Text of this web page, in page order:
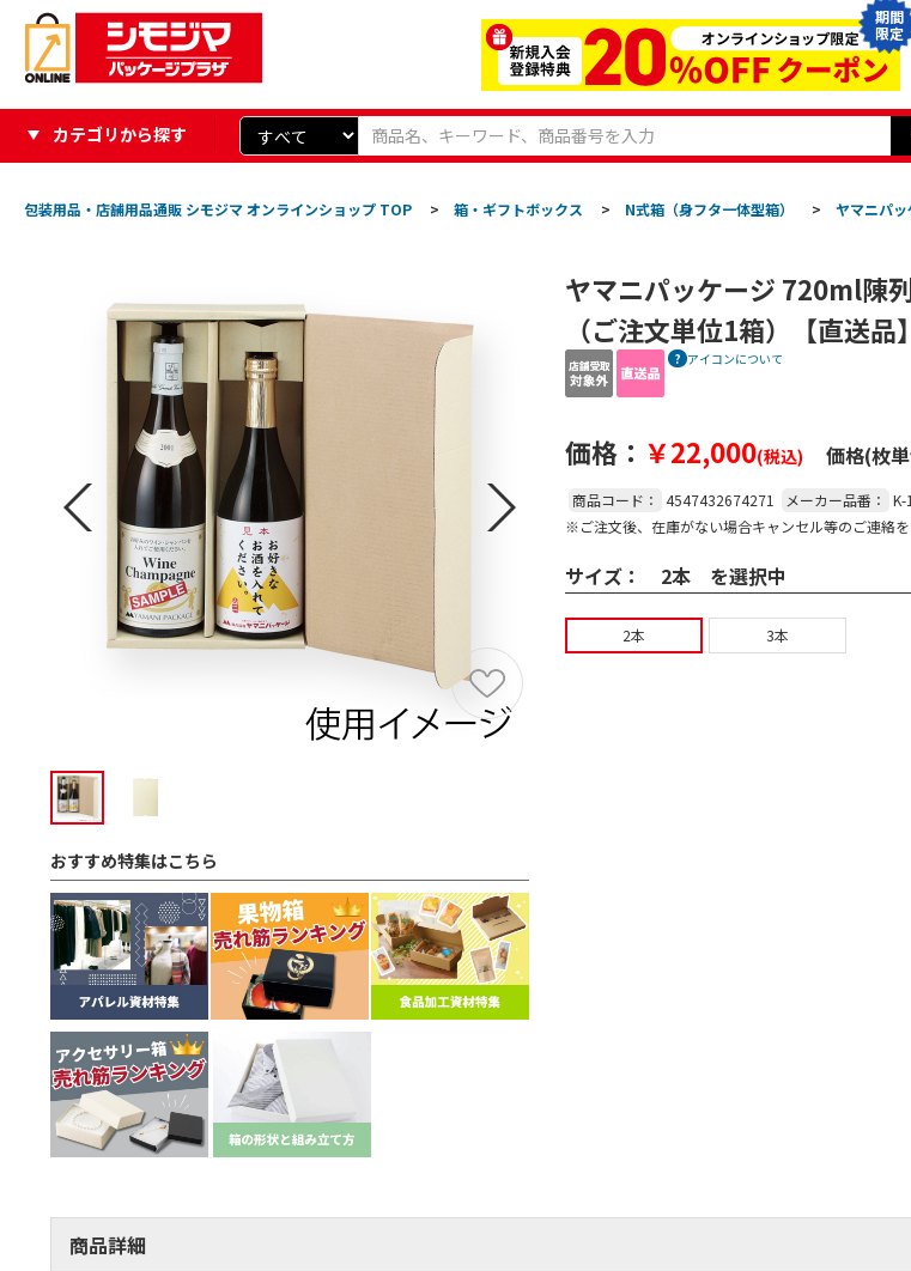
期間
限定
カテゴリから探す
包装用品・店舗用品通販 シモジマ オンラインショップ TOP > 箱・ギフトボックス > N式箱（身フタ一体型箱） > ヤマニパ
おすすめ特集はこちら
ヤマニパッケージ 720ml陳
（ご注文単位1箱）【直送品】
アイコンについて
価格： ￥22,000(税込) 価格(枚単
商品コード： 4547432674271 メーカー品番：
K-
※ご注文後、在庫がない場合キャンセル等のご連絡を
サイズ： 2本 を選択中
2本 3本
商品詳細